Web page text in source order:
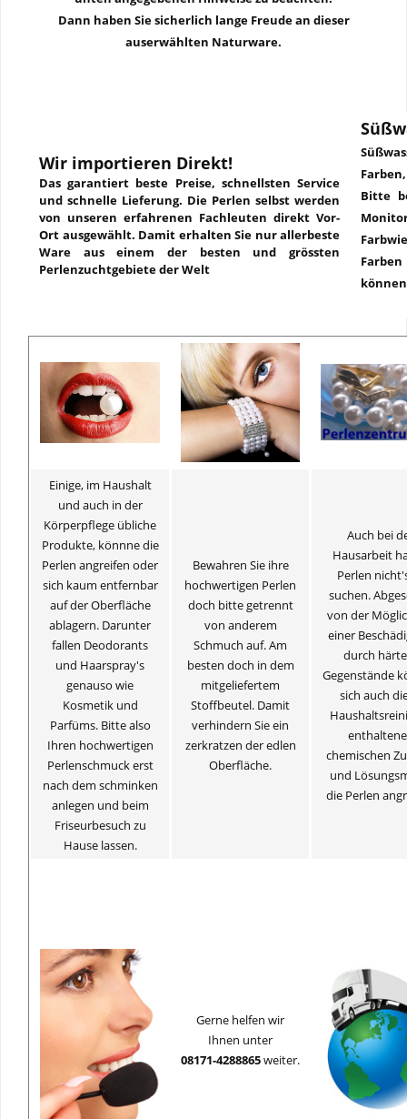
Dann haben Sie sicherlich lange Freude an dieser
auserwählten Naturware.
Wir importieren Direkt!
Das garantiert beste Preise, schnellsten Service
und schnelle Lieferung. Die Perlen selbst werden
von unseren erfahrenen Fachleuten direkt Vor-
Ort ausgewählt. Damit erhalten Sie nur allerbeste
Ware aus einem der besten und grössten
Perlenzuchtgebiete der Welt
Bitte
Einige, im Haushalt
und auch in der
Körperpflege übliche
Produkte, könnne die
Perlen angreifen oder
sich kaum entfernbar
auf der Oberfläche
ablagern. Darunter
fallen Deodorants
und Haarspray's
genauso wie
Kosmetik und
Parfüms. Bitte also
Ihren hochwertigen
Perlenschmuck erst
nach dem schminken
anlegen und beim
Friseurbesuch zu
Hause lassen.
Bewahren Sie ihre
hochwertigen Perlen
doch bitte getrennt
von anderem
Schmuch auf. Am
besten doch in dem
mitgeliefertem
Stoffbeutel. Damit
verhindern Sie ein
zerkratzen der edlen
Oberfläche.
Auch bei
Hausarbeit
Perlen
suchen.
von der
einer
durch
Gegenstände
sich auch
chemischen
und
die Perlen
Gerne helfen wir
Ihnen unter
08171-4288865weiter.